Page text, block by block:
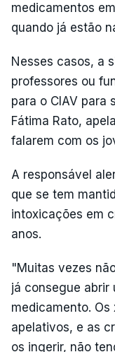
medicamentos
quando já estão
Nesses casos, a
professores ou
para o CIAV para
Fátima Rato,
falarem com os
A responsável
que se tem
intoxicações em
anos.
"Muitas vezes
já consegue abrir
medicamento.
apelativos, e as
os ingerir, não